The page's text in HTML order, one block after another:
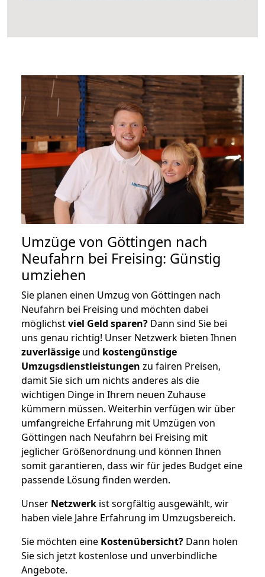
Umzüge von Göttingen nach
Neufahrn bei Freising: Günstig
umziehen
Sie planen einen Umzug von Göttingen nach
Neufahrn bei Freising und möchten dabei
möglichstviel Geld sparen? Dann sind Sie bei
uns genau richtig! Unser Netzwerk bieten Ihnen
zuverlässige und kostengünstige
Umzugsdienstleistungen zu fairen Preisen,
damit Sie sich um nichts anderes als die
wichtigen Dinge in Ihrem neuen Zuhause
kümmern müssen. Weiterhin verfügen wir über
umfangreiche Erfahrung mit Umzügen von
Göttingen nach Neufahrn bei Freising mit
jeglicher Größenordnung und können Ihnen
somit garantieren, dass wir für jedes Budget eine
passende Lösung finden werden.
Unser Netzwerk ist sorgfältig ausgewählt, wir
haben viele Jahre Erfahrung im Umzugsbereich.
Sie möchten eine Kostenübersicht? Dann holen
Sie sich jetzt kostenlose und unverbindliche
Angebote.